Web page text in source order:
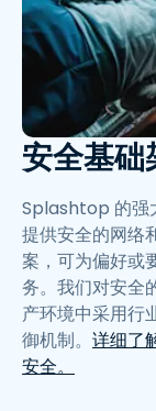
安全基础
Splashtop 的强
提供安全的网络
案，可为偏好或
务。我们对安全
产环境中采用行
御机制。 详细了
安全。